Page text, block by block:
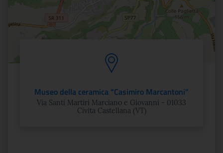
Museo della ceramica “Casimiro Marcantoni”
Via Santi Martiri Marciano e Giovanni - 01033
Civita Castellana (VT)